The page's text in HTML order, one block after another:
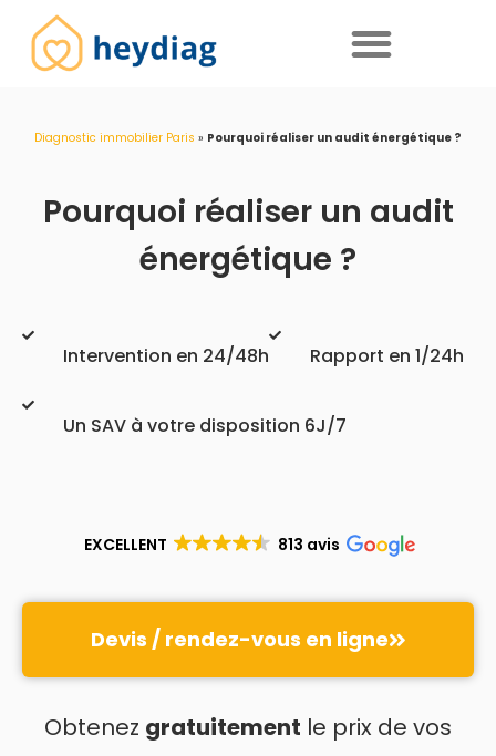
Diagnostic immobilier Paris » Pourquoi réaliser un audit énergétique ?
Pourquoi réaliser un audit
énergétique ?
Intervention en 24/48h Rapport en 1/24h
Un SAV à votre disposition 6J/7
EXCELLENT 813 avis
Devis / rendez-vous en ligne
Obtenez gratuitement le prix de vos